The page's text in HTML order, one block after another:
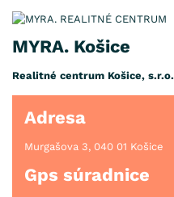
MYRA. Košice
Realitné centrum Košice, s.r.o.
Adresa
Murgašova 3, 040 01 Košice
Gps súradnice